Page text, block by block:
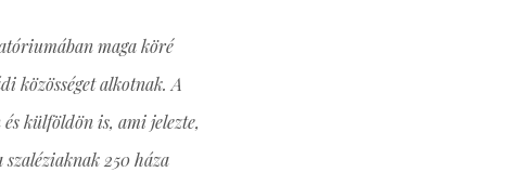
maga köré
közösséget alkotnak. A
külföldön is, ami jelezte,
250 háza